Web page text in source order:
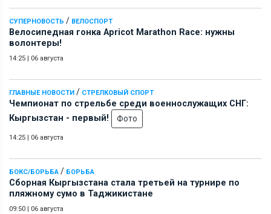
СУПЕРНОВОСТЬ / ВЕЛОСПОРТ
Велосипедная гонка Apricot Marathon Race: нужны
волонтеры!
14:25 | 06 августа
ГЛАВНЫЕ НОВОСТИ / СТРЕЛКОВЫЙ СПОРТ
Чемпионат по стрельбе среди военнослужащих СНГ:
Кыргызстан - первый!
Фото
14:25 | 06 августа
БОКС/БОРЬБА / БОРЬБА
Сборная Кыргызстана стала третьей на турнире по
пляжному сумо в Таджикистане
09:50 | 06 августа